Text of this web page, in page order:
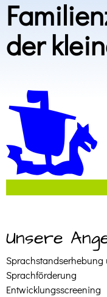
der
Unsere
Sprachstandserhebung
Sprachförderung
Entwicklungsscreening